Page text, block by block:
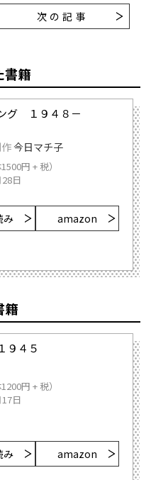
次の記事
書籍
グ １９４８－
今日マチ子
円 + 税）
日
み amazon
籍
９４５
円 + 税）
日
み amazon